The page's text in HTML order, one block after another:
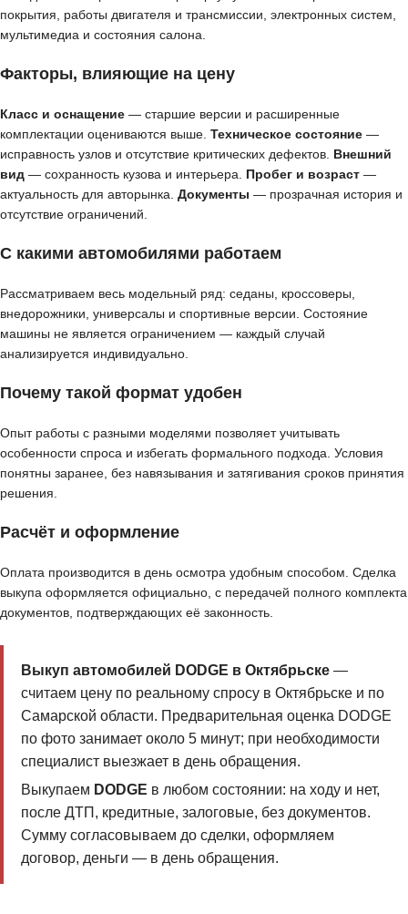
покрытия, работы двигателя и трансмиссии, электронных систем,
мультимедиа и состояния салона.
Факторы, влияющие на цену
Класс и оснащение — старшие версии и расширенные
комплектации оцениваются выше. Техническое состояние —
исправность узлов и отсутствие критических дефектов. Внешний
вид — сохранность кузова и интерьера. Пробег и возраст —
актуальность для авторынка. Документы — прозрачная история и
отсутствие ограничений.
С какими автомобилями работаем
Рассматриваем весь модельный ряд: седаны, кроссоверы,
внедорожники, универсалы и спортивные версии. Состояние
машины не является ограничением — каждый случай
анализируется индивидуально.
Почему такой формат удобен
Опыт работы с разными моделями позволяет учитывать
особенности спроса и избегать формального подхода. Условия
понятны заранее, без навязывания и затягивания сроков принятия
решения.
Расчёт и оформление
Оплата производится в день осмотра удобным способом. Сделка
выкупа оформляется официально, с передачей полного комплекта
документов, подтверждающих её законность.
Выкуп автомобилей DODGE в Октябрьске—
считаем цену по реальному спросу в Октябрьске и по
Самарской области. Предварительная оценка DODGE
по фото занимает около 5 минут; при необходимости
специалист выезжает в день обращения.
Выкупаем DODGE в любом состоянии: на ходу и нет,
после ДТП, кредитные, залоговые, без документов.
Сумму согласовываем до сделки, оформляем
договор, деньги — в день обращения.